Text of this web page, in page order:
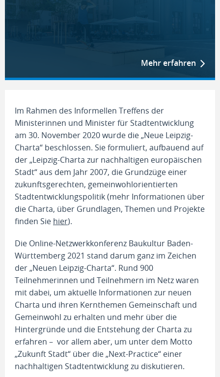
Mehr erfahren
Im Rahmen des Informellen Treffens der
Ministerinnen und Minister für Stadtentwicklung
am 30. November 2020 wurde die „Neue Leipzig-
Charta“ beschlossen. Sie formuliert, aufbauend auf
der „Leipzig-Charta zur nachhaltigen europäischen
Stadt“ aus dem Jahr 2007, die Grundzüge einer
zukunftsgerechten, gemeinwohlorientierten
Stadtentwicklungspolitik (mehr Informationen über
die Charta, über Grundlagen, Themen und Projekte
finden Sie hier).
Die Online-Netzwerkkonferenz Baukultur Baden-
Württemberg 2021 stand darum ganz im Zeichen
der „Neuen Leipzig-Charta“. Rund 900
Teilnehmerinnen und Teilnehmern im Netz waren
mit dabei, um aktuelle Informationen zur neuen
Charta und ihren Kernthemen Gemeinschaft und
Gemeinwohl zu erhalten und mehr über die
Hintergründe und die Entstehung der Charta zu
erfahren – vor allem aber, um unter dem Motto
„Zukunft Stadt“ über die „Next-Practice“ einer
nachhaltigen Stadtentwicklung zu diskutieren.